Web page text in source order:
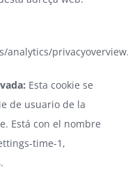
analytics/
Esta cookie se
de usuario de la
Está con el nombre
time-1,